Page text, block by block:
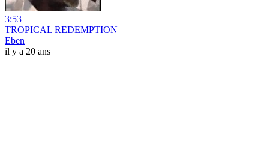
3:53
TROPICAL REDEMPTION
Eben
il y a 20 ans